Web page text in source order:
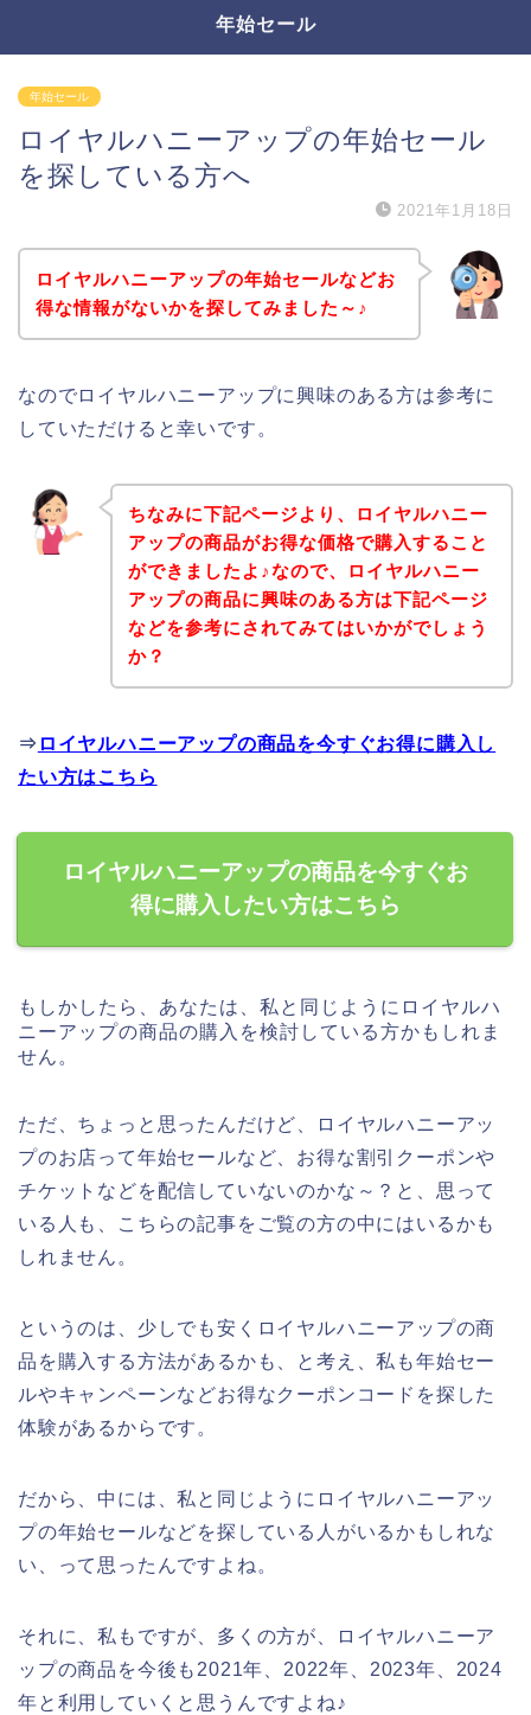
年始セール
年始セール
ロイヤルハニーアップの年始セール
を探している方へ
2021年1月18日
ロイヤルハニーアップの年始セールなどお
得な情報がないかを探してみました～♪
なのでロイヤルハニーアップに興味のある方は参考に
していただけると幸いです。
ちなみに下記ページより、ロイヤルハニー
アップの商品がお得な価格で購入すること
ができましたよ♪なので、ロイヤルハニー
アップの商品に興味のある方は下記ページ
などを参考にされてみてはいかがでしょう
か？
⇒ ロイヤルハニーアップの商品を今すぐお得に購入し
たい方はこちら
ロイヤルハニーアップの商品を今すぐお
得に購入したい方はこちら
もしかしたら、あなたは、私と同じようにロイヤルハ
ニーアップの商品の購入を検討している方かもしれま
せん。
ただ、ちょっと思ったんだけど、ロイヤルハニーアッ
プのお店って年始セールなど、お得な割引クーポンや
チケットなどを配信していないのかな～？と、思って
いる人も、こちらの記事をご覧の方の中にはいるかも
しれません。
というのは、少しでも安くロイヤルハニーアップの商
品を購入する方法があるかも、と考え、私も年始セー
ルやキャンペーンなどお得なクーポンコードを探した
体験があるからです。
だから、中には、私と同じようにロイヤルハニーアッ
プの年始セールなどを探している人がいるかもしれな
い、って思ったんですよね。
それに、私もですが、多くの方が、ロイヤルハニーア
ップの商品を今後も2021年、2022年、2023年、2024
年と利用していくと思うんですよね♪